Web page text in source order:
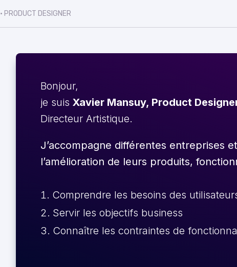
• PRODUCT DESIGNER
Bonjour,
je suis Xavier Mansuy, Product
Directeur Artistique.
J’accompagne différentes entreprises
l’amélioration de leurs produits,
Comprendre les besoins des
Servir les objectifs business
Connaître les contraintes de